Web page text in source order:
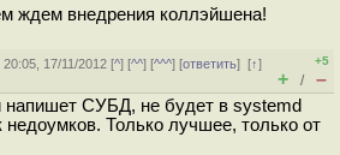
ждем внедрения коллэйшена!
20:05, 17/11/2012 [^] [^^] [^^^] [ответить][↑]
+5
+ / –
напишет СУБД, не будет в systemd
недоумков. Только лучшее, только от